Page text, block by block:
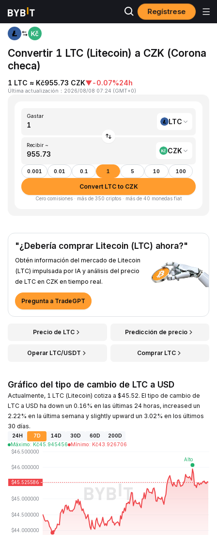
Regístrese
Inicio LTC to CZK
Convertir 1 LTC (Litecoin) a CZK (Corona
checa)
1 LTC ≈ Kč955.73 CZK▼-0.07%24h
Última actualización ： 2026/08/08 07:24 (GMT+0)
Gastar
LTC
Recibir ~
CZK
0.001 0.01 0.1 1 5 10 100
Convert LTC to CZK
Cero comisiones · más de 350 criptos · más de 40 monedas fiat
"¿Debería comprar Litecoin (LTC) ahora?"
Obtén información del mercado de Litecoin
(LTC) impulsada por IA y análisis del precio
de LTC en CZK en tiempo real.
Pregunta a TradeGPT
Precio de LTC Predicción de precio
Operar LTC/USDT Comprar LTC
Gráfico del tipo de cambio de LTC a USD
Actualmente, 1 LTC (Litecoin) cotiza a $45.52. El tipo de cambio de
LTC a USD ha down un 0.16% en las últimas 24 horas, increased un
2.22% en la última semana y slightly upward un 3.02% en los últimos
30 días.
24H 7D 14D 30D 60D
200D
Máximo: Kč45.945456 Mínimo: Kč43.926706